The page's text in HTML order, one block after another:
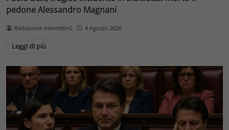
pedone Alessandro Magnani
Redazione VelvetMAG 4 Agosto 2026
Leggi di più